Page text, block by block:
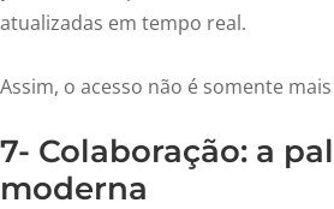
atualizadas em tempo real.
Assim, o acesso não é somente
7- Colaboração: a
moderna